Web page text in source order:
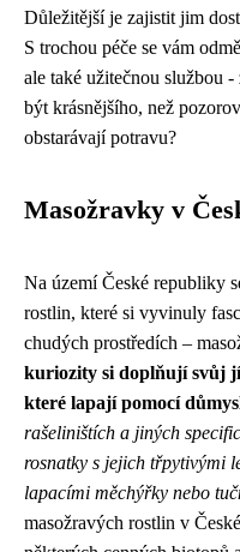
Důležitější je zajistit jim
S trochou péče se vám
ale také užitečnou službou
být krásnějšího, než
obstarávají potravu?
Masožravky v
Na území České republiky
rostlin, které si vyvinuly
chudých prostředích –
kuriozity si doplňují svůj
které lapají pomocí
rašeliništích a jiných
rosnatky s jejich třpytivými
lapacími měchýřky nebo
masožravých rostlin v